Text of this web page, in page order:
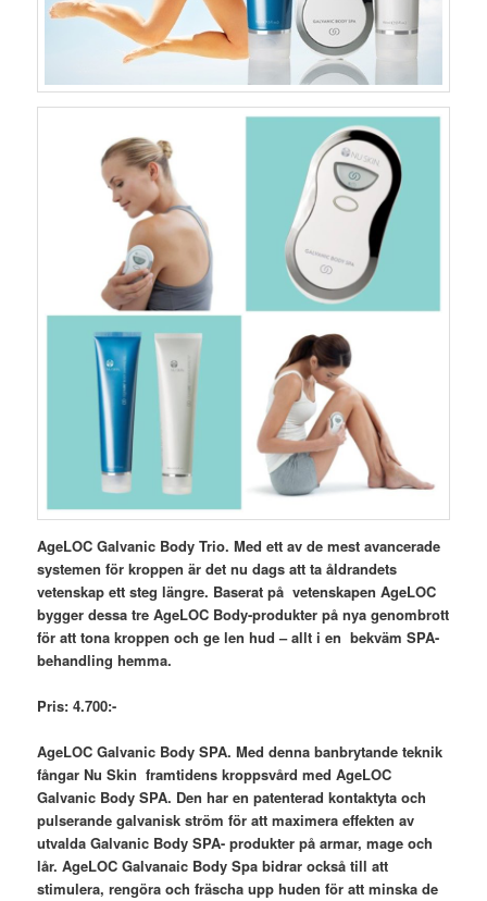
AgeLOC Galvanic Body Trio. Med ett av de mest avancerade
systemen för kroppen är det nu dags att taåldrandets
vetenskap ett steg längre. Baserat på vetenskapen AgeLOC
bygger dessa tre AgeLOC Body-produkter på nya genombrott
för att tona kroppen och ge len hud – allt i en bekväm SPA-
behandling hemma.
Pris: 4.700:-
AgeLOC Galvanic Body SPA. Med denna banbrytande teknik
fångar Nu Skin framtidens kroppsvård med AgeLOC
Galvanic Body SPA. Den har en patenterad kontaktyta och
pulserande galvanisk ström för att maximera effekten av
utvalda Galvanic Body SPA- produkter på armar, mage och
lår. AgeLOC Galvanaic Body Spa bidrar också till att
stimulera, rengöra och fräscha upp huden för att minska de